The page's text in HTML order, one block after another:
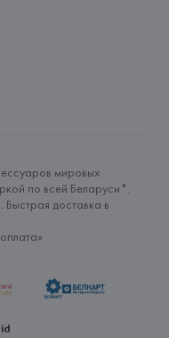
мировых
по всей Беларуси*.
доставка в
»